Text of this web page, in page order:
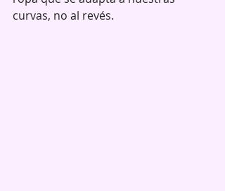
curvas, no al revés.